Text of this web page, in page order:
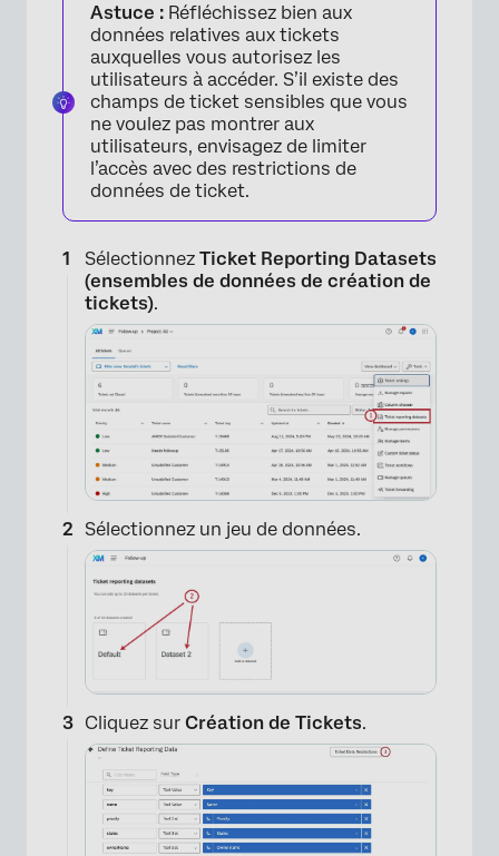
Astuce : Réfléchissez bien aux
données relatives aux tickets
auxquelles vous autorisez les
utilisateurs à accéder. S’il existe des
champs de ticket sensibles que vous
ne voulez pas montrer aux
utilisateurs, envisagez de limiter
l’accès avec des restrictions de
données de ticket.
Sélectionnez Ticket Reporting Datasets
(ensembles de données de création de
tickets).
Sélectionnez un jeu de données.
Cliquez sur Création de Tickets.